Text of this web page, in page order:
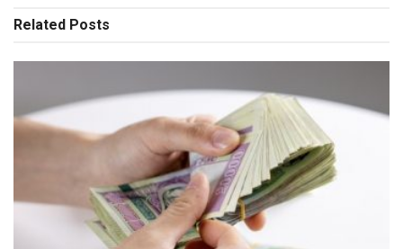
Related Posts